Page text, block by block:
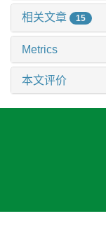
相关文章 15
Metrics
本文评价